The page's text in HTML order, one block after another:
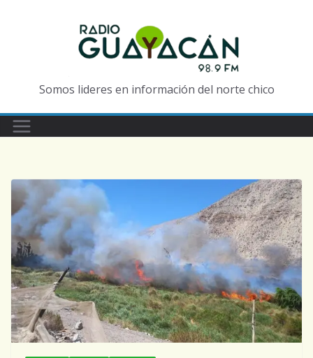
Somos lideres en información del norte chico